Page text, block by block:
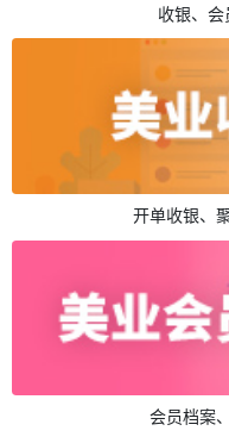
优惠拼团
收银、